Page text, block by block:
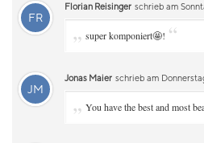
FR
Florian Reisinger schrieb am
„ super komponiert🤩! “
JM
Jonas Maier schrieb am
„ You have the best and most